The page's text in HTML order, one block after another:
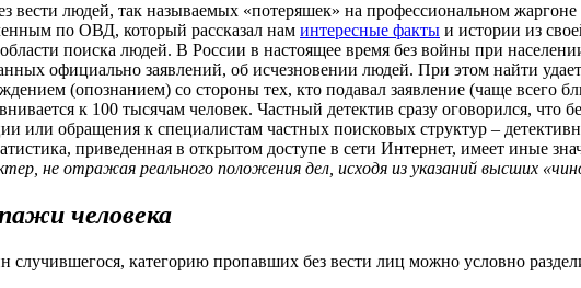
вести людей, так называемых «потеряшек» на профессиональном
по ОВД, который рассказал нам интересные факты и истории из
поиска людей. В России в настоящее время без войны при
официально заявлений, об исчезновении людей. При этом найти
(опознанием) со стороны тех, кто подавал заявление (чаще всего
к 100 тысячам человек. Частный детектив сразу оговорился, что
или обращения к специалистам частных поисковых структур –
приведенная в открытом доступе в сети Интернет, имеет иные
не отражая реального положения дел, исходя из указаний высших
человека
категорию пропавших без вести лиц можно условно